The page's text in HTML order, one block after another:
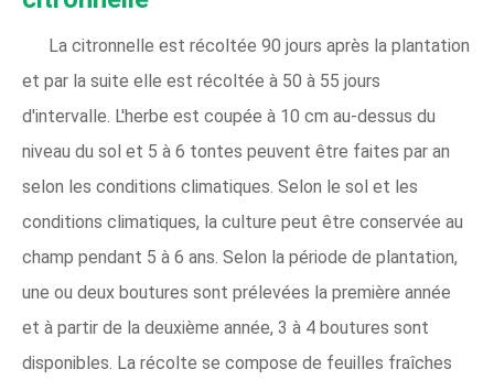
La citronnelle est récoltée 90 jours après la plantation
et par la suite elle est récoltée à 50 à 55 jours
d'intervalle. L'herbe est coupée à 10 cm au-dessus du
niveau du sol et 5 à 6 tontes peuvent être faites par an
selon les conditions climatiques. Selon le sol et les
conditions climatiques, la culture peut être conservée au
champ pendant 5 à 6 ans. Selon la période de plantation,
une ou deux boutures sont prélevées la première année
et à partir de la deuxième année, 3 à 4 boutures sont
disponibles. La récolte se compose de feuilles fraîches